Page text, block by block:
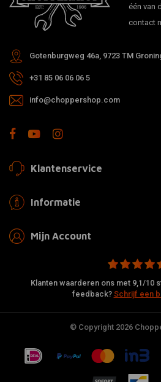
één van
contact
Gotenburgweg 46a, 9723 TM
+31 85 06 06 06 5
info@choppershop.com
Klantenservice
Informatie
Mijn Account
Klanten waarderen ons met 9,1/10
feedback? Schrijf een
© Copyright 2026